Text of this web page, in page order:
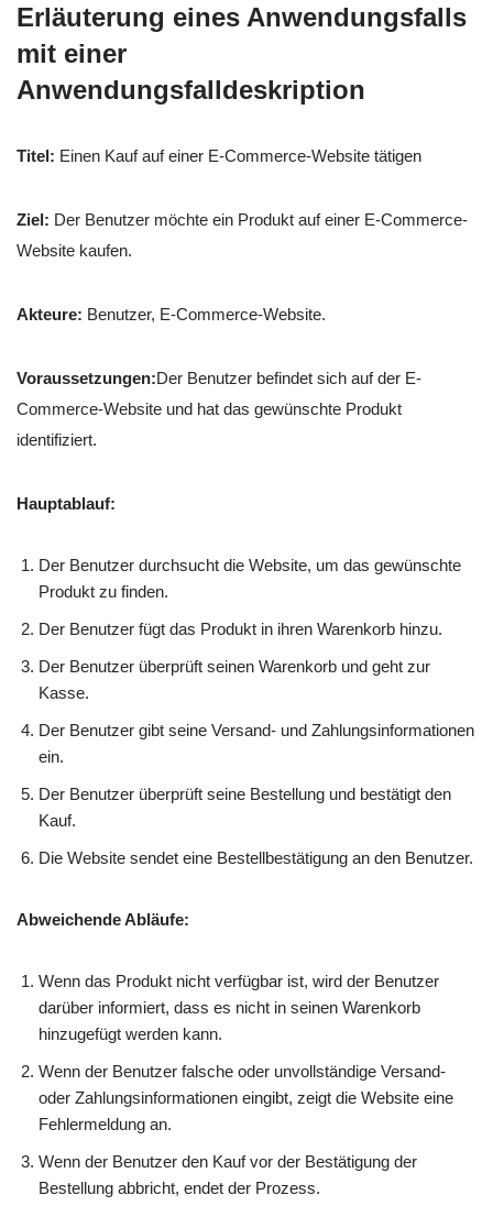
Erläuterung eines Anwendungsfalls
mit einer
Anwendungsfalldeskription
Titel: Einen Kauf auf einer E-Commerce-Website tätigen
Ziel: Der Benutzer möchte ein Produkt auf einer E-Commerce-
Website kaufen.
Akteure: Benutzer, E-Commerce-Website.
Voraussetzungen:Der Benutzer befindet sich auf der E-
Commerce-Website und hat das gewünschte Produkt
identifiziert.
Hauptablauf:
Der Benutzer durchsucht die Website, um das gewünschte
Produkt zu finden.
Der Benutzer fügt das Produkt in ihren Warenkorb hinzu.
Der Benutzer überprüft seinen Warenkorb und geht zur
Kasse.
Der Benutzer gibt seine Versand- und Zahlungsinformationen
ein.
Der Benutzer überprüft seine Bestellung und bestätigt den
Kauf.
Die Website sendet eine Bestellbestätigung an den Benutzer.
Abweichende Abläufe:
Wenn das Produkt nicht verfügbar ist, wird der Benutzer
darüber informiert, dass es nicht in seinen Warenkorb
hinzugefügt werden kann.
Wenn der Benutzer falsche oder unvollständige Versand-
oder Zahlungsinformationen eingibt, zeigt die Website eine
Fehlermeldung an.
Wenn der Benutzer den Kauf vor der Bestätigung der
Bestellung abbricht, endet der Prozess.